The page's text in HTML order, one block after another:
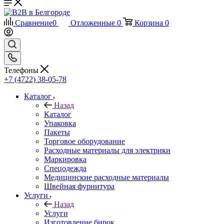
Сравнение0 Отложенные 0 Корзина 0
Телефоны
+7 (4722) 38-05-78
Каталог
Назад
Каталог
Упаковка
Пакеты
Торговое оборудование
Расходные материалы для электрики
Маркировка
Спецодежда
Медицинские расходные материалы
Швейная фурнитура
Услуги
Назад
Услуги
Изготовление бирок